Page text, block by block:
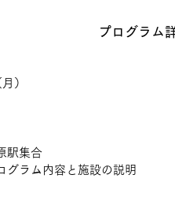
プログラム
）
駅集合
グラム内容と施設の説明